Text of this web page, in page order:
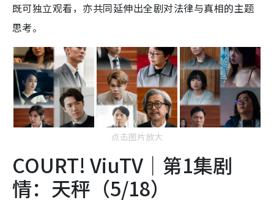
既可独立观看，亦共同延伸出全剧对法律与真相的主题
思考。
点击图片放大
COURT! ViuTV｜第1集剧
情：天秤（5/18）